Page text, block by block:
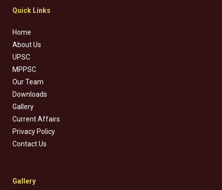
Quick Links
Home
About Us
UPSC
MPPSC
Our Team
Downloads
Gallery
Current Affairs
Privacy Policy
Contact Us
Gallery